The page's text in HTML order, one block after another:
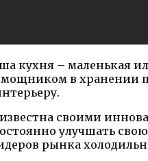
кухня – маленькая
в хранении
своими
улучшать
рынка